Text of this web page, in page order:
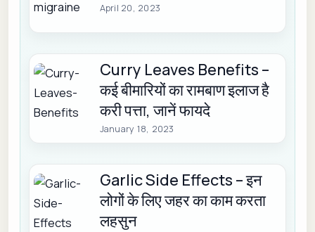
April 20, 2023
Curry Leaves Benefits –
कई बीमारियों का रामबाण इलाज है
करी पत्ता, जानें फायदे
January 18, 2023
Garlic Side Effects – इन
लोगों के लिए जहर का काम करता
लहसुन